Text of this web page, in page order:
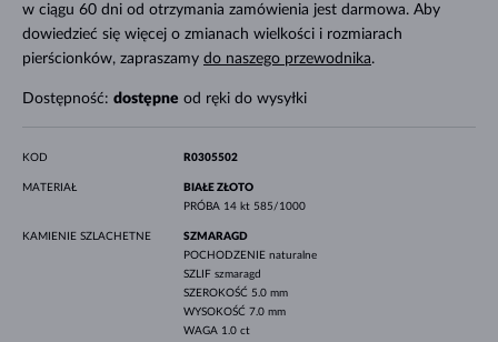
w ciągu 60 dni od otrzymania zamówienia jest darmowa. Aby
dowiedzieć się więcej o zmianach wielkości i rozmiarach
pierścionków, zapraszamy do naszego przewodnika.
Dostępność: dostępne od ręki do wysyłki
KOD R0305502
MATERIAŁ
BIAŁE ZŁOTO
PRÓBA 14 kt 585/1000
KAMIENIE SZLACHETNE
SZMARAGD
POCHODZENIE naturalne
SZLIF szmaragd
SZEROKOŚĆ 5.0 mm
WYSOKOŚĆ 7.0 mm
WAGA 1.0 ct